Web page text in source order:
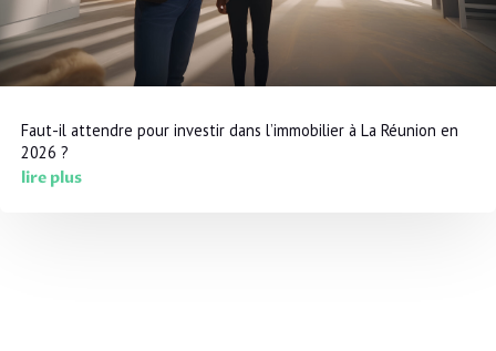
Faut-il attendre pour investir dans l’immobilier à La Réunion en
2026 ?
lire plus